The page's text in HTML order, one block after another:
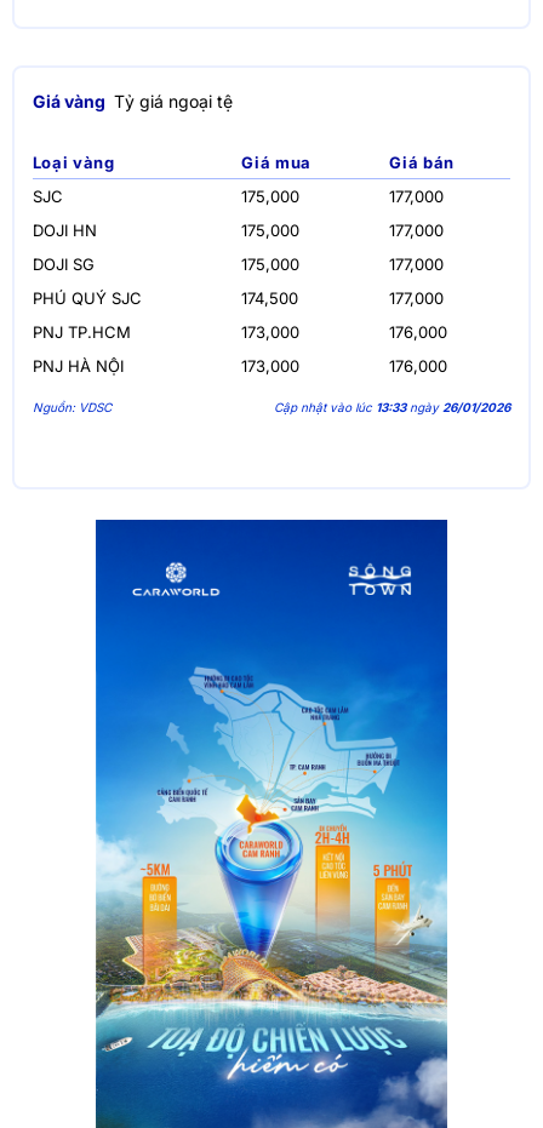
Giá vàng Tỷ giá ngoại tệ
Loại vàng Giá mua
Giá bán
SJC
175,000
177,000
DOJI HN
175,000
177,000
DOJI SG
175,000
177,000
PHÚ QUÝ SJC
174,500
177,000
PNJ TP.HCM
173,000
176,000
PNJ HÀ NỘI
173,000 176,000
Nguồn: VDSC Cập nhật vào lúc 13:33ngày 26/01/2026